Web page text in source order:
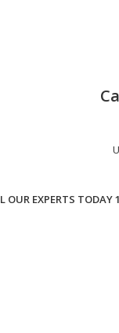
OUR EXPERTS TODAY